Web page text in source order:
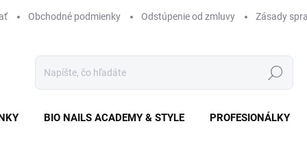
Obchodné podmienky Odstúpenie od zmluvy Zásady
Hľadať
BIO NAILS ACADEMY & STYLE PROFESIONÁLKY